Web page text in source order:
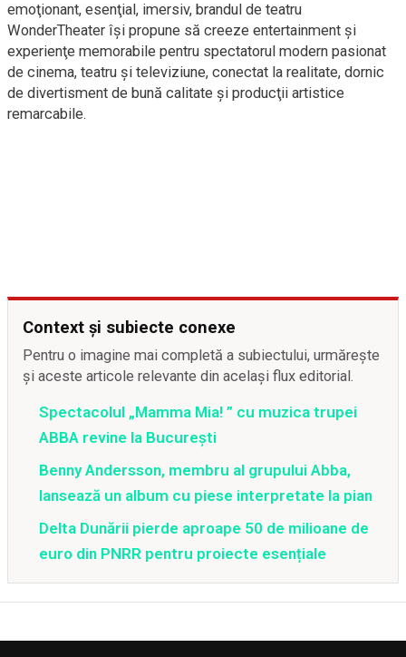
emoţionant, esenţial, imersiv, brandul de teatru
WonderTheater îşi propune să creeze entertainment şi
experienţe memorabile pentru spectatorul modern pasionat
de cinema, teatru şi televiziune, conectat la realitate, dornic
de divertisment de bună calitate şi producţii artistice
remarcabile.
Context și subiecte conexe
Pentru o imagine mai completă a subiectului, urmărește
și aceste articole relevante din același flux editorial.
Spectacolul „Mamma Mia! ” cu muzica trupei
ABBA revine la Bucureşti
Benny Andersson, membru al grupului Abba,
lansează un album cu piese interpretate la pian
Delta Dunării pierde aproape 50 de milioane de
euro din PNRR pentru proiecte esențiale